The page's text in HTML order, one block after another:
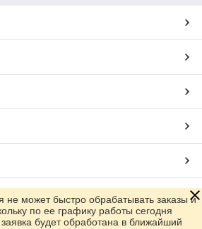
Prom.ua
не может быстро обрабатывать заказы и
по ее графику работы сегодня
будет обработана в ближайший